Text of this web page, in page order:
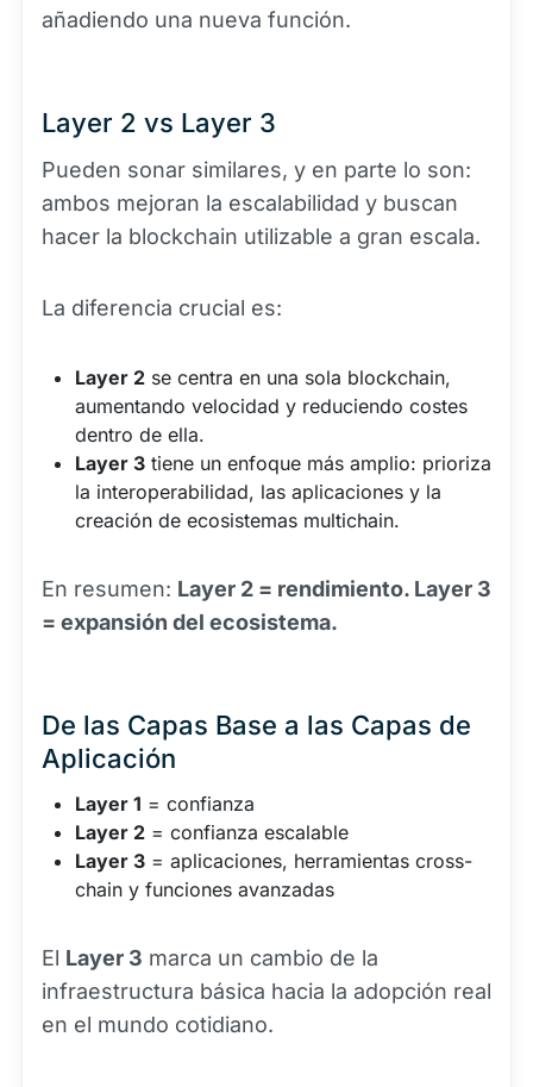
añadiendo una nueva función.
Layer 2 vs Layer 3
Pueden sonar similares, y en parte lo son:
ambos mejoran la escalabilidad y buscan
hacer la blockchain utilizable a gran escala.
La diferencia crucial es:
Layer 2 se centra en una sola blockchain,
aumentando velocidad y reduciendo costes
dentro de ella.
Layer 3 tiene un enfoque más amplio: prioriza
la interoperabilidad, las aplicaciones y la
creación de ecosistemas multichain.
En resumen: Layer 2 = rendimiento. Layer 3
= expansión del ecosistema.
De las Capas Base a las Capas de
Aplicación
Layer 1 = confianza
Layer 2 = confianza escalable
Layer 3 = aplicaciones, herramientas cross-
chain y funciones avanzadas
El Layer 3 marca un cambio de la
infraestructura básica hacia la adopción real
en el mundo cotidiano.